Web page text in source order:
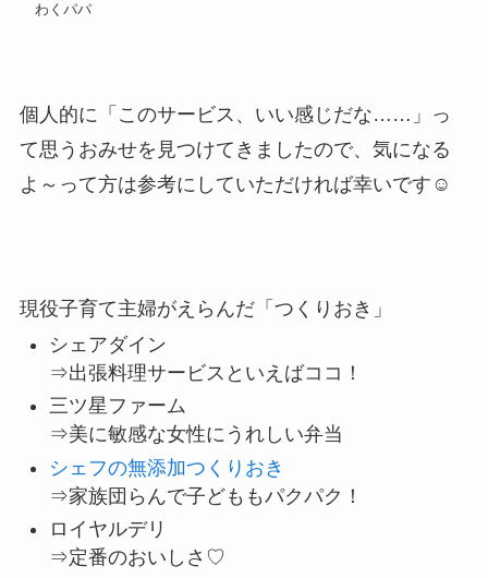
わくパパ
個人的に「このサービス、いい感じだな……」っ
て思うおみせを見つけてきましたので、気になる
よ～って方は参考にしていただければ幸いです☺
現役子育て主婦がえらんだ「つくりおき」
シェアダイン
⇒出張料理サービスといえばココ！
三ツ星ファーム
⇒美に敏感な女性にうれしい弁当
シェフの無添加つくりおき
⇒家族団らんで子どももパクパク！
ロイヤルデリ
⇒定番のおいしさ♡